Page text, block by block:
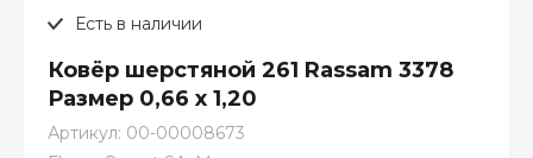
Есть в наличии
Ковёр шерстяной 261 Rassam 3378
Размер 0,66 х 1,20
Артикул: 00-00008673